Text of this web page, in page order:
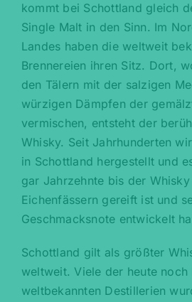
kommt bei Schottland gleich
Single Malt in den Sinn. Im
Landes haben die weltweit
Brennereien ihren Sitz. Dort,
den Tälern mit der salzigen
würzigen Dämpfen der
vermischen, entsteht der
Whisky. Seit Jahrhunderten
in Schottland hergestellt und
gar Jahrzehnte bis der
Eichenfässern gereift ist und
Geschmacksnote entwickelt
Schottland gilt als größter
weltweit. Viele der heute noch
weltbekannten Destillerien